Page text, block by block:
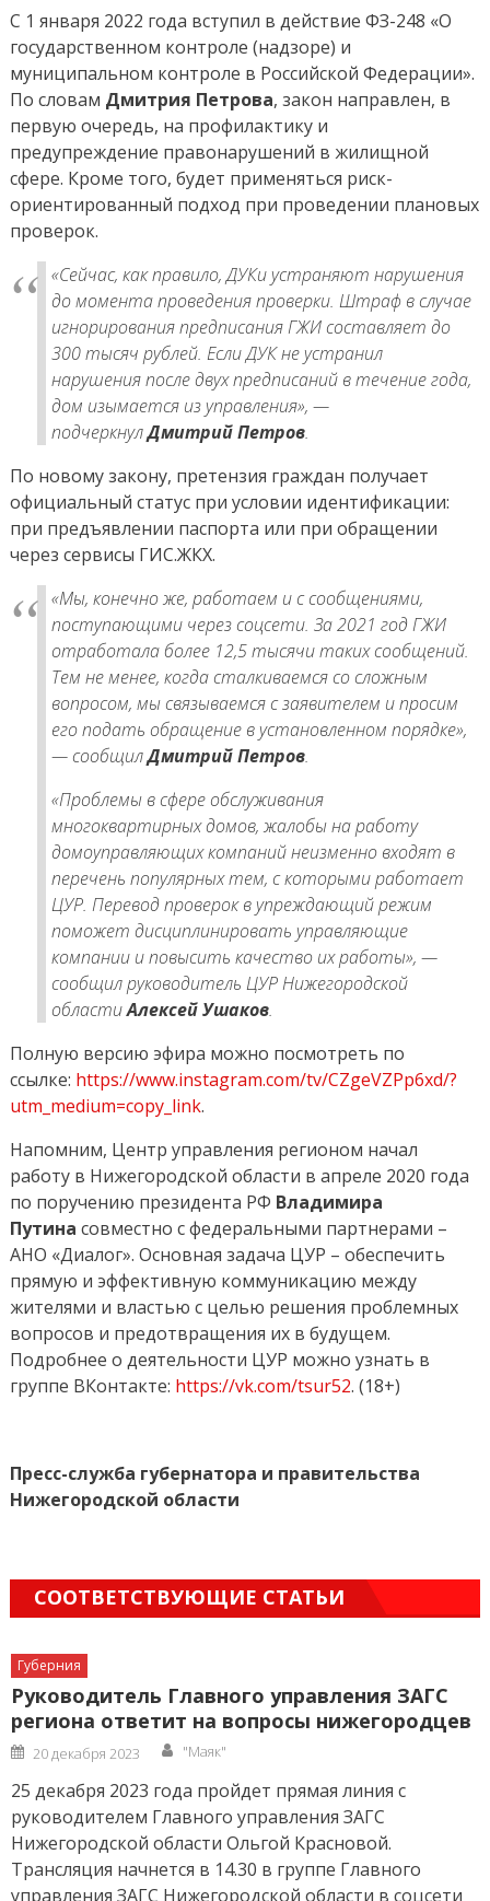
С 1 января 2022 года вступил в действие ФЗ-248 «О
государственном контроле (надзоре) и
муниципальном контроле в Российской Федерации».
По словам Дмитрия Петрова, закон направлен, в
первую очередь, на профилактику и
предупреждение правонарушений в жилищной
сфере. Кроме того, будет применяться риск-
ориентированный подход при проведении плановых
проверок.
«Сейчас, как правило, ДУКи устраняют нарушения
до момента проведения проверки. Штраф в случае
игнорирования предписания ГЖИ составляет до
300 тысяч рублей. Если ДУК не устранил
нарушения после двух предписаний в течение года,
дом изымается из управления», —
подчеркнулДмитрий Петров.
По новому закону, претензия граждан получает
официальный статус при условии идентификации:
при предъявлении паспорта или при обращении
через сервисы ГИС.ЖКХ.
«Мы, конечно же, работаем и с сообщениями,
поступающими через соцсети. За 2021 год ГЖИ
отработала более 12,5 тысячи таких сообщений.
Тем не менее, когда сталкиваемся со сложным
вопросом, мы связываемся с заявителем и просим
его подать обращение в установленном порядке»,
— сообщилДмитрий Петров.
«Проблемы в сфере обслуживания
многоквартирных домов, жалобы на работу
домоуправляющих компаний неизменно входят в
перечень популярных тем, с которыми работает
ЦУР. Перевод проверок в упреждающий режим
поможет дисциплинировать управляющие
компании и повысить качество их работы», —
сообщил руководитель ЦУР Нижегородской
областиАлексей Ушаков.
Полную версию эфира можно посмотреть по
ссылке: https://www.instagram.com/tv/CZgeVZPp6xd/?
utm_medium=copy_link.
Напомним, Центр управления регионом начал
работу в Нижегородской области в апреле 2020 года
по поручению президента РФ Владимира
Путина совместно с федеральными партнерами –
АНО «Диалог». Основная задача ЦУР – обеспечить
прямую и эффективную коммуникацию между
жителями и властью с целью решения проблемных
вопросов и предотвращения их в будущем.
Подробнее о деятельности ЦУР можно узнать в
группе ВКонтакте: https://vk.com/tsur52. (18+)
Пресс-служба губернатора и правительства
Нижегородской области
СООТВЕТСТВУЮЩИЕ СТАТЬИ
Губерния
Руководитель Главного управления ЗАГС
региона ответит на вопросы нижегородцев
Posted
on
20 декабря 2023 Author
"Маяк"
25 декабря 2023 года пройдет прямая линия с
руководителем Главного управления ЗАГС
Нижегородской области Ольгой Красновой.
Трансляция начнется в 14.30 в группе Главного
управления ЗАГС Нижегородской области в соцсети